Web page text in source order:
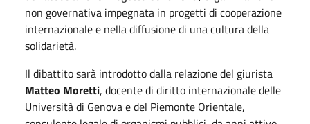
non governativa impegnata in progetti di cooperazione
internazionale e nella diffusione di una cultura della
solidarietà.
Il dibattito sarà introdotto dalla relazione del giurista
Matteo Moretti, docente di diritto internazionale delle
Università di Genova e del Piemonte Orientale,